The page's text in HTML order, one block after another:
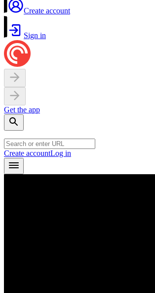
Create account
Sign in
Get the app
Create accountLog in